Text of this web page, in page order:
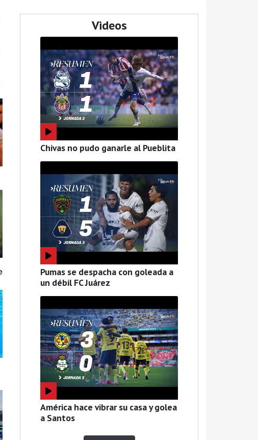
Videos
Chivas no pudo ganarle al Pueblita
Pumas se despacha con goleada a
un débil FC Juárez
América hace vibrar su casa y golea
a Santos